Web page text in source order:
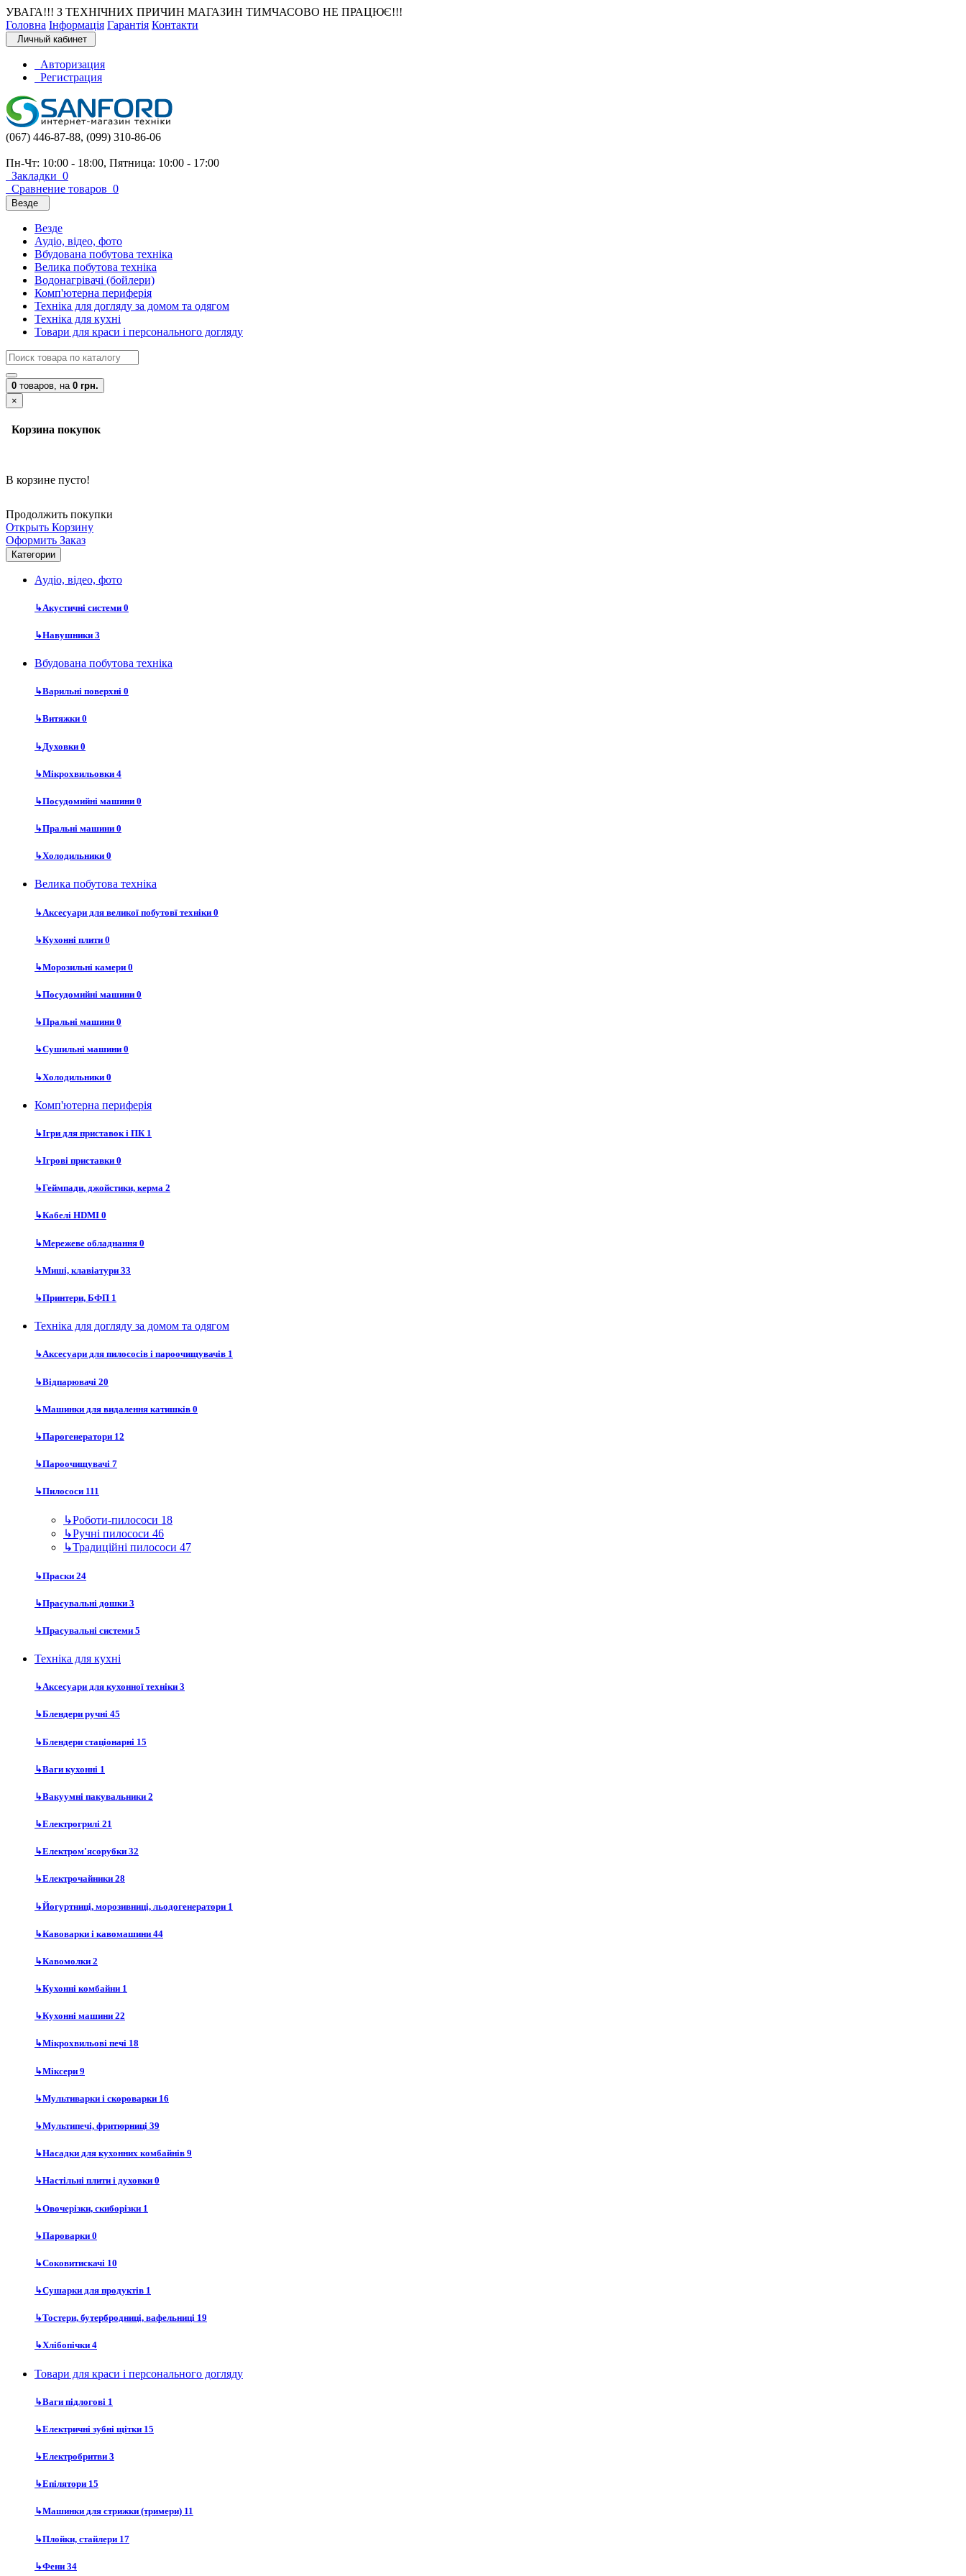
УВАГА!!! З ТЕХНІЧНИХ ПРИЧИН МАГАЗИН ТИМЧАСОВО НЕ ПРАЦЮЄ!!!
Головна Інформація Гарантія Контакти
Личный кабинет
Авторизация
Регистрация
(067) 446-87-88, (099) 310-86-06
Пн-Чт: 10:00 - 18:00, Пятница: 10:00 - 17:00
Закладки 0
Сравнение товаров 0
Везде
Везде
Аудіо, відео, фото
Вбудована побутова техніка
Велика побутова техніка
Водонагрівачі (бойлери)
Комп'ютерна периферія
Техніка для догляду за домом та одягом
Техніка для кухні
Товари для краси і персонального догляду
0 товаров, на 0 грн.
×
Корзина покупок
В корзине пусто!
Продолжить покупки
Открыть Корзину
Оформить Заказ
Категории
Аудіо, відео, фото
↳Акустичні системи 0
↳Навушники 3
Вбудована побутова техніка
↳Варильні поверхні 0
↳Витяжки 0
↳Духовки 0
↳Мікрохвильовки 4
↳Посудомийні машини 0
↳Пральні машини 0
↳Холодильники 0
Велика побутова техніка
↳Аксесуари для великої побутовї техніки 0
↳Кухонні плити 0
↳Морозильні камери 0
↳Посудомийні машини 0
↳Пральні машини 0
↳Сушильні машини 0
↳Холодильники 0
Комп'ютерна периферія
↳Ігри для приставок і ПК 1
↳Ігрові приставки 0
↳Геймпади, джойстики, керма 2
↳Кабелі HDMI 0
↳Мережеве обладнання 0
↳Миші, клавіатури 33
↳Принтери, БФП 1
Техніка для догляду за домом та одягом
↳Аксесуари для пилососів і пароочищувачів 1
↳Відпарювачі 20
↳Машинки для видалення катишків 0
↳Парогенератори 12
↳Пароочищувачі 7
↳Пилососи 111
↳Роботи-пилососи 18
↳Ручні пилососи 46
↳Традиційні пилососи 47
↳Праски 24
↳Прасувальні дошки 3
↳Прасувальні системи 5
Техніка для кухні
↳Аксесуари для кухонної техніки 3
↳Блендери ручні 45
↳Блендери стаціонарні 15
↳Ваги кухонні 1
↳Вакуумні пакувальники 2
↳Електрогрилі 21
↳Електром'ясорубки 32
↳Електрочайники 28
↳Йогуртниці, морозивниці, льодогенератори 1
↳Кавоварки і кавомашини 44
↳Кавомолки 2
↳Кухонні комбайни 1
↳Кухонні машини 22
↳Мікрохвильові печі 18
↳Міксери 9
↳Мультиварки і скороварки 16
↳Мультипечі, фритюрниці 39
↳Насадки для кухонних комбайнів 9
↳Настільні плити і духовки 0
↳Овочерізки, скиборізки 1
↳Пароварки 0
↳Соковитискачі 10
↳Сушарки для продуктів 1
↳Тостери, бутербродниці, вафельниці 19
↳Хлібопічки 4
Товари для краси і персонального догляду
↳Ваги підлогові 1
↳Електричні зубні щітки 15
↳Електробритви 3
↳Епілятори 15
↳Машинки для стрижки (тримери) 11
↳Плойки, стайлери 17
↳Фени 34